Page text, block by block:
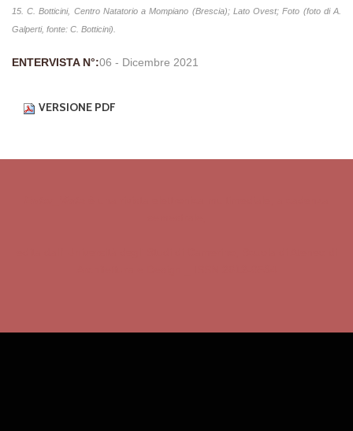
15. C. Botticini, Centro Natatorio a Mompiano (Brescia); Lato Ovest; Foto (foto di A.
Galperti, fonte: C. Botticini).
ENTERVISTA N°:06 - Dicembre 2021
VERSIONE PDF